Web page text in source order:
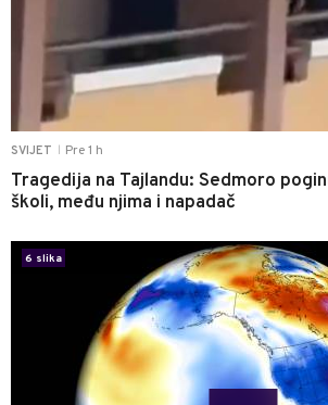
SVIJET Pre 1 h
Tragedija na Tajlandu: Sedmoro
školi, među njima i napadač
6 slika